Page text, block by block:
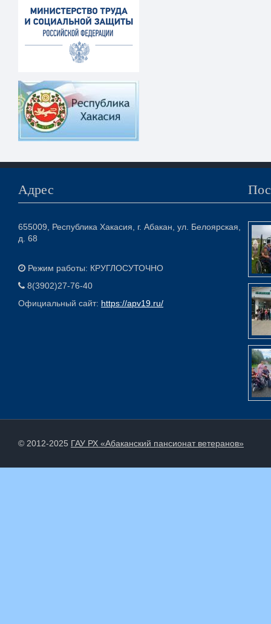
Адрес
655009, Республика Хакасия, г. Абакан, ул. Белоярская,
д. 68
Режим работы: КРУГЛОСУТОЧНО
8(3902)27-76-40
Официальный сайт: https://apv19.ru/
© 2012-2025 ГАУ РХ «Абаканский пансионат ветеранов»